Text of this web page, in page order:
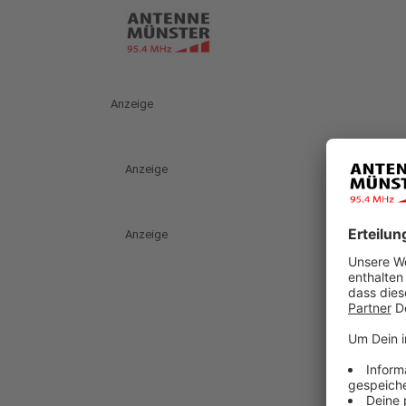
Anzeige
Anzeige
Anzeige